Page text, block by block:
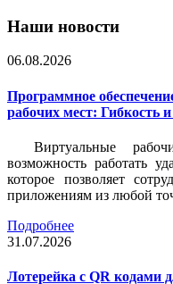
Наши новости
06.08.2026
Программное
рабочих мест: Гибкость
Виртуальные
возможность работать
которое позволяет
приложениям из любой
Подробнее
31.07.2026
Лотерейка c QR кодами